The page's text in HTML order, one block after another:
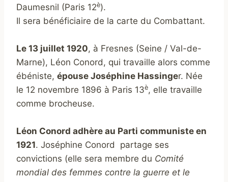
Daumesnil (Paris 12è).
Il sera bénéficiaire de la carte du Combattant.
Le 13 juillet 1920, à Fresnes (Seine / Val-de-
Marne), Léon Conord, qui travaille alors comme
ébéniste, épouse Joséphine Hassinger. Née
le 12 novembre 1896 à Paris 13è, elle travaille
comme brocheuse.
Léon Conord adhère au Parti communiste en
1921. Joséphine Conord partage ses
convictions (elle sera membre du Comité
mondial des femmes contre la guerre et le